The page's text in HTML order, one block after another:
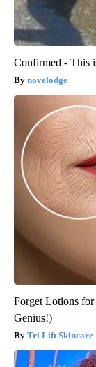
Confirmed - This
novelodge
Forget Lotions for
Genius!)
Tri Lift Skincare